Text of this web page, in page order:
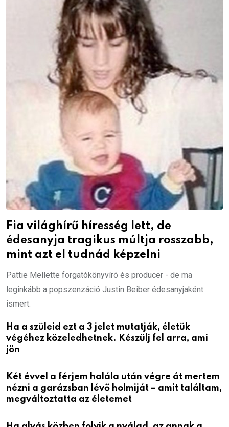
Fia világhírű híresség lett, de
édesanyja tragikus múltja rosszabb,
mint azt el tudnád képzelni
Pattie Mellette forgatókönyvíró és producer - de ma
leginkább a popszenzáció Justin Beiber édesanyjaként
ismert.
Ha a szüleid ezt a 3 jelet mutatják, életük
végéhez közeledhetnek. Készülj fel arra, ami
jön
Két évvel a férjem halála után végre át mertem
nézni a garázsban lévő holmiját – amit találtam,
megváltoztatta az életemet